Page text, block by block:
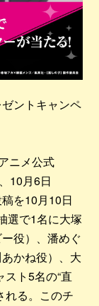
ントキャンペ
ニメ公式
10月6日
を10月10日
選で1名に大塚
役）、潘めぐ
かね役）、大
ト5名の“直
れる。このチ